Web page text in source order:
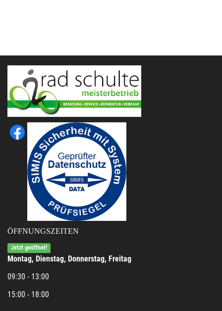
ÖFFNUNGSZEITEN
Jetzt geöffnet!
Montag, Dienstag, Donnerstag, Freitag
09:30 - 13:00
15:00 - 18:00